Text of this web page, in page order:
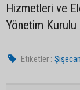
Hizmetleri ve
Yönetim
Etiketler :